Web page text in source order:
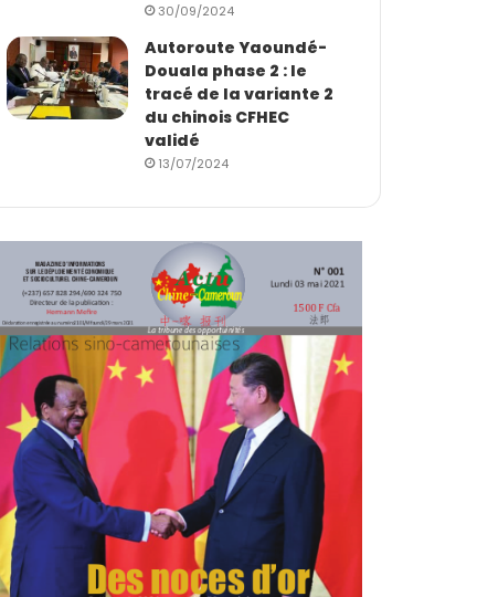
30/09/2024
Autoroute Yaoundé-
Douala phase 2 : le
tracé de la variante 2
du chinois CFHEC
validé
13/07/2024